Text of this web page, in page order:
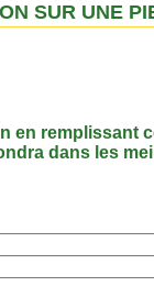
SUR UNE
en remplissant
dans les